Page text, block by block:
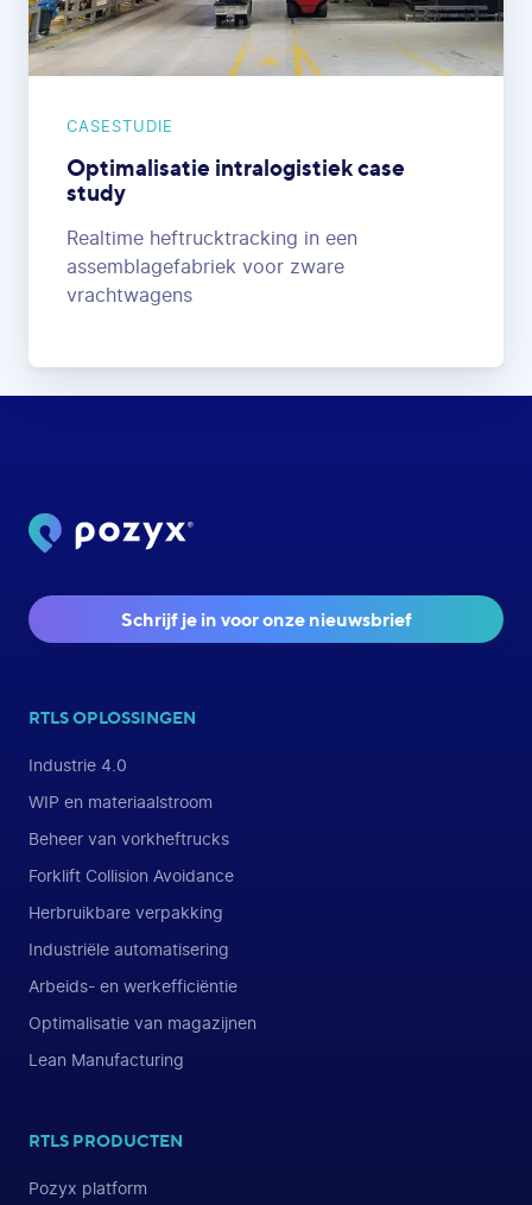
CASESTUDIE
Optimalisatie intralogistiek case
study
Realtime heftrucktracking in een
assemblagefabriek voor zware
vrachtwagens
Schrijf je in voor onze nieuwsbrief
RTLS OPLOSSINGEN
Industrie 4.0
WIP en materiaalstroom
Beheer van vorkheftrucks
Forklift Collision Avoidance
Herbruikbare verpakking
Industriële automatisering
Arbeids- en werkefficiëntie
Optimalisatie van magazijnen
Lean Manufacturing
RTLS PRODUCTEN
Pozyx platform